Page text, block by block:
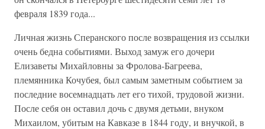
февраля 1839 года...
Личная жизнь Сперанского после возвращения из ссылки
очень бедна событиями. Выход замуж его дочери
Елизаветы Михайловны за Фролова-Багреева,
племянника Кочубея, был самым заметным событием за
последние восемнадцать лет его тихой, трудовой жизни.
После себя он оставил дочь с двумя детьми, внуком
Михаилом, убитым на Кавказе в 1844 году, и внучкой, в